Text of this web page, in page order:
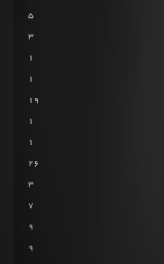
5
3
1
1
19
1
1
26
3
7
9
9